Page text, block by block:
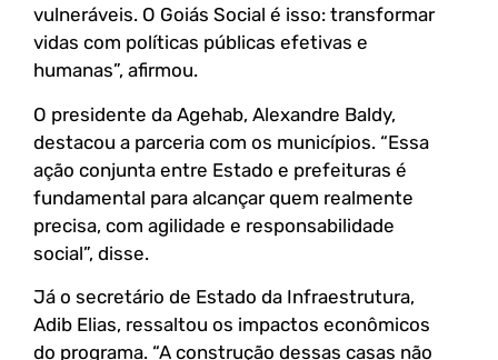
vulneráveis. O Goiás Social é isso: transformar
vidas com políticas públicas efetivas e
humanas”, afirmou.
O presidente da Agehab, Alexandre Baldy,
destacou a parceria com os municípios. “Essa
ação conjunta entre Estado e prefeituras é
fundamental para alcançar quem realmente
precisa, com agilidade e responsabilidade
social”, disse.
Já o secretário de Estado da Infraestrutura,
Adib Elias, ressaltou os impactos econômicos
do programa. “A construção dessas casas não